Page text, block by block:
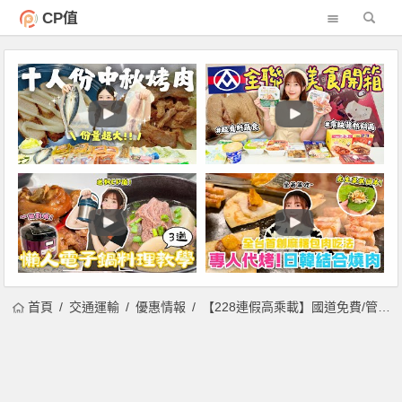
CP值
首頁 交通運輸 優惠情報 【228連假高乘載】國道免費/管制/高速公路路況/塞車/交通查詢(2025)